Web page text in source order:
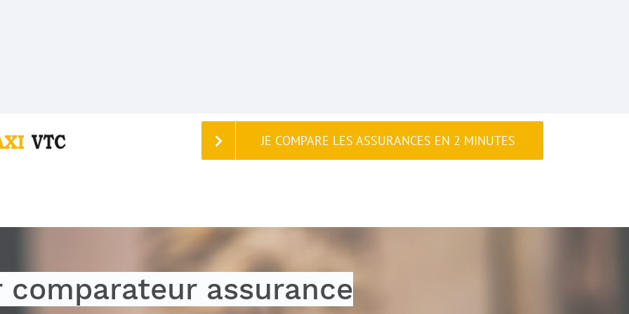
JE COMPARE LES ASSURANCES EN 2 MINUTES
comparateur assurance